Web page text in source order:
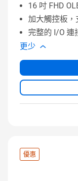
16 吋 FHD
加大觸控板，
完整的 I/O 連
更少
優惠